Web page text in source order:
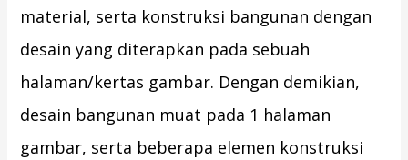
material, serta konstruksi bangunan dengan
desain yang diterapkan pada sebuah
halaman/kertas gambar. Dengan demikian,
desain bangunan muat pada 1 halaman
gambar, serta beberapa elemen konstruksi